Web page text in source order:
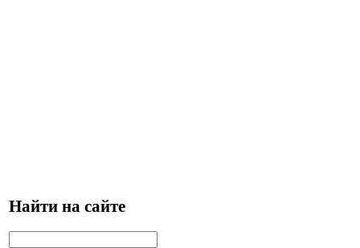
Найти на сайте